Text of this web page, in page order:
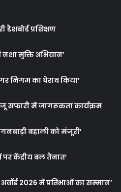
प्रशिक्षण
मुक्ति अभियान’
निगम का घेराव किया’
जू सफारी में जागरूकता कार्यक्रम
बहाली को मंजूरी’
केंद्रीय बल तैनात’
2026 में प्रतिभाओं का सम्मान’